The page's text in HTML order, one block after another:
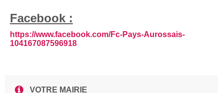
Facebook :
https://www.facebook.com/Fc-Pays-Aurossais-
104167087596918
VOTRE MAIRIE